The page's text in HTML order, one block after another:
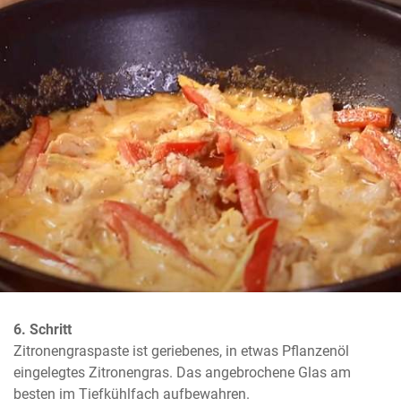
6. Schritt
Zitronengraspaste ist geriebenes, in etwas Pflanzenöl
eingelegtes Zitronengras. Das angebrochene Glas am
besten im Tiefkühlfach aufbewahren.